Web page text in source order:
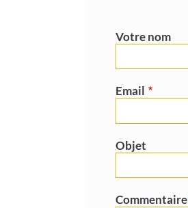
Votre nom
Email
Objet
Commentaire